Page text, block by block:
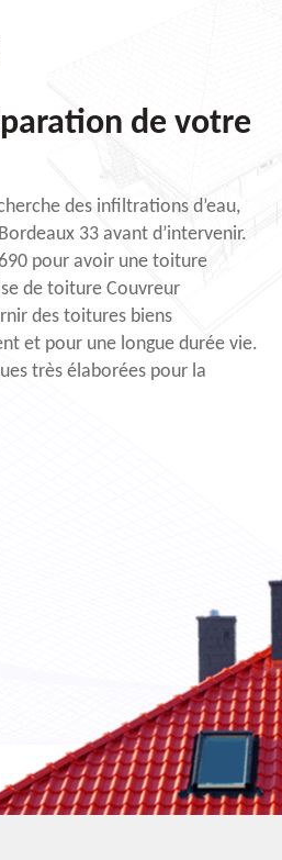
de votre
des infiltrations d’eau,
33 avant d’intervenir.
pour avoir une toiture
de toiture Couvreur
des toitures biens
et pour une longue durée vie.
très élaborées pour la